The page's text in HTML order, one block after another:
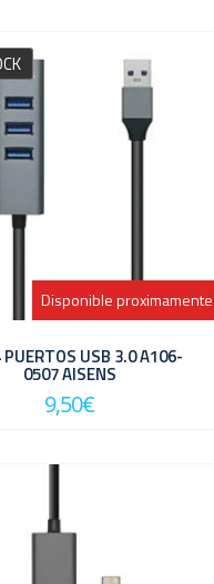
PUERTOS USB 3.0 A106-
0507 AISENS
9,50€
Disponible proximamente